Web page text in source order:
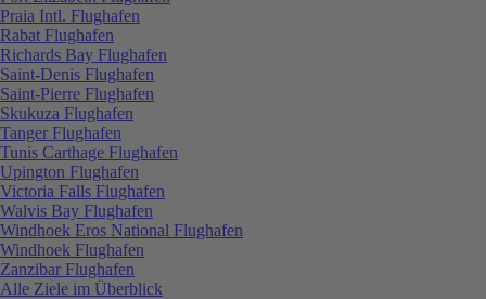
Praia Intl. Flughafen
Rabat Flughafen
Richards Bay Flughafen
Saint-Denis Flughafen
Saint-Pierre Flughafen
Skukuza Flughafen
Tanger Flughafen
Tunis Carthage Flughafen
Upington Flughafen
Victoria Falls Flughafen
Walvis Bay Flughafen
Windhoek Eros National Flughafen
Windhoek Flughafen
Zanzibar Flughafen
Alle Ziele im Überblick